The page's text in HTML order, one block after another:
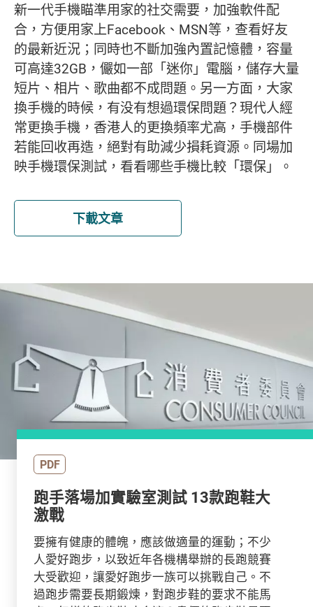
新一代手機瞄準用家的社交需要，加強軟件配
合，方便用家上Facebook、MSN等，查看好友
的最新近況；同時也不斷加強內置記憶體，容量
可高達32GB，儼如一部「迷你」電腦，儲存大量
短片、相片、歌曲都不成問題。另一方面，大家
換手機的時候，有没有想過環保問題？現代人經
常更換手機，香港人的更換頻率尤高，手機部件
若能回收再造，絕對有助減少損耗資源。同場加
映手機環保測試，看看哪些手機比較「環保」。
下載文章
PDF
跑手落場加實驗室測試 13款跑鞋大
激戰
要擁有健康的體魄，應該做適量的運動；不少
人愛好跑步，以致近年各機構舉辦的長跑競賽
大受歡迎，讓愛好跑步一族可以挑戰自己。不
過跑步需要長期鍛煉，對跑步鞋的要求不能馬